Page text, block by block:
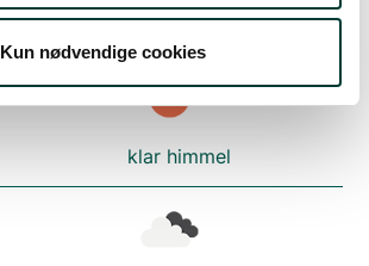
Kun nødvendige cookies
let regn
klar himmel